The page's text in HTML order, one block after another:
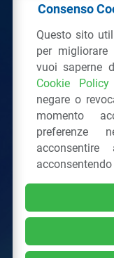
Via San
Tutti i diritti
Consenso
Questo sito
per migliorare
vuoi saperne
Cookie Policy
negare o
momento
preferenze